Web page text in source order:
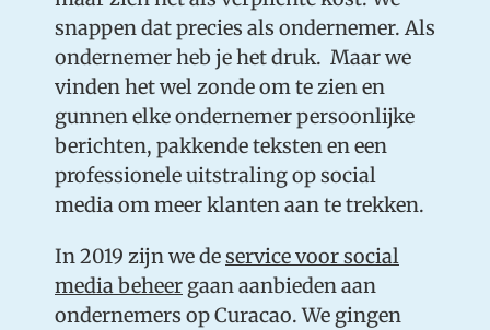
snappen dat precies als ondernemer. Als
ondernemer heb je het druk. Maar we
vinden het wel zonde om te zien en
gunnen elke ondernemer persoonlijke
berichten, pakkende teksten en een
professionele uitstraling op social
media om meer klanten aan te trekken.
In 2019 zijn we deservice voor social
media beheer gaan aanbieden aan
ondernemers op Curacao. We gingen